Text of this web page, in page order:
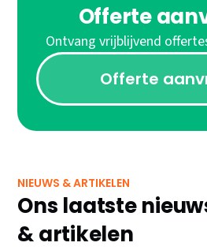
Offerte
Ontvang vrijblijvend
Offerte
NIEUWS & ARTIKELEN
Ons laatste
& artikelen